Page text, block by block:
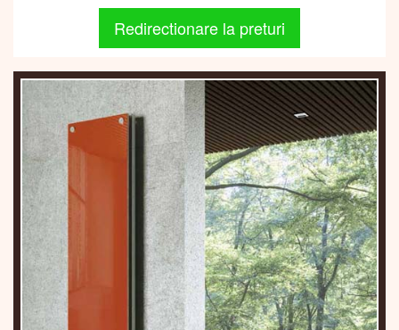
Redirectionare la preturi